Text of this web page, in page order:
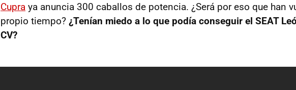
Cupra ya anuncia 300 caballos de potencia. ¿Será por eso que han
propio tiempo? ¿Tenían miedo a lo que podía conseguir el SEAT
CV?